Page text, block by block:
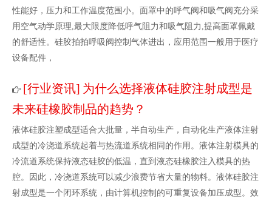
性能好，压力和工作温度范围小。面罩中的呼气阀和吸气阀充分采
用空气动学原理,最大限度降低呼气阻力和吸气阻力,提高面罩佩戴
的舒适性。硅胶拍拍呼吸阀控制气体进出，应用范围一般用于医疗
设备配件，
[行业资讯] 为什么选择液体硅胶注射成型是
未来硅橡胶制品的趋势？
液体硅胶注塑成型适合大批量，半自动生产，自动化生产液体注射
成型的冷浇道系统起着与热流道系统相同的作用。液体注射模具的
冷流道系统保持液态硅胶的低温，直到液态硅橡胶注入模具的热
腔。因此，冷浇道系统可以减少浪费节省大量的物料。液体硅胶注
射成型是一个闭环系统，由计算机控制的可重复设备加压成型。效